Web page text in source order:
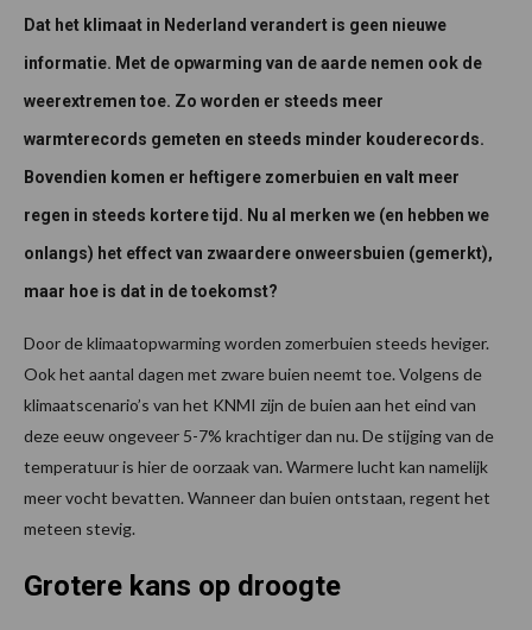
Dat het klimaat in Nederland verandert is geen nieuwe
informatie. Met de opwarming van de aarde nemen ook de
weerextremen toe. Zo worden er steeds meer
warmterecords gemeten en steeds minder kouderecords.
Bovendien komen er heftigere zomerbuien en valt meer
regen in steeds kortere tijd. Nu al merken we (en hebben we
onlangs) het effect van zwaardere onweersbuien (gemerkt),
maar hoe is dat in de toekomst?
Door de klimaatopwarming worden zomerbuien steeds heviger.
Ook het aantal dagen met zware buien neemt toe. Volgens de
klimaatscenario’s van het KNMI zijn de buien aan het eind van
deze eeuw ongeveer 5-7% krachtiger dan nu. De stijging van de
temperatuur is hier de oorzaak van. Warmere lucht kan namelijk
meer vocht bevatten. Wanneer dan buien ontstaan, regent het
meteen stevig.
Grotere kans op droogte